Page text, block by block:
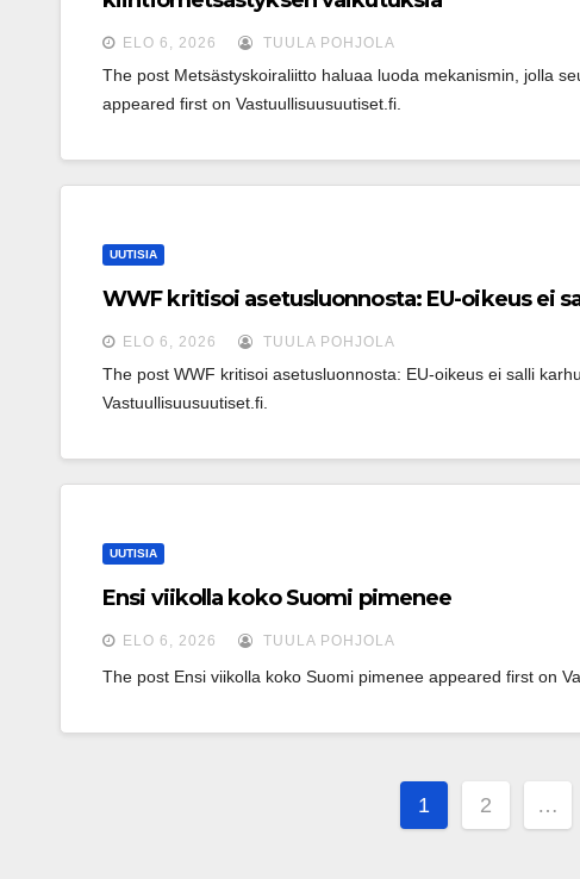
ELO 6, 2026 TUULA POHJOLA
The post Metsästyskoiraliitto haluaa luoda mekanismin, jolla
appeared first on Vastuullisuusuutiset.fi.
UUTISIA
WWF kritisoi ase­tus­luon­nos­ta: EU-oikeus ei
ELO 6, 2026 TUULA POHJOLA
The post WWF kritisoi ase­tus­luon­nos­ta: EU-oikeus ei salli
Vastuullisuusuutiset.fi.
UUTISIA
Ensi viikolla koko Suomi pimenee
ELO 6, 2026 TUULA POHJOLA
The post Ensi viikolla koko Suomi pimenee appeared first on
sivutus
1 2 …